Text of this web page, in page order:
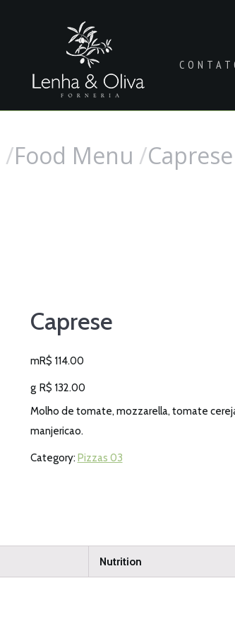
Food Menu Caprese
Caprese
mR$ 114.00
g R$ 132.00
Molho de tomate, mozzarella, tomate
manjericao.
Category: Pizzas 03
Nutrition